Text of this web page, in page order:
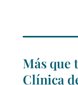
Más que
Clínica